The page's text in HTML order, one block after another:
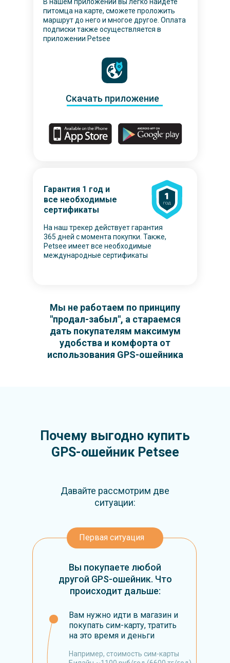
питомца на карте, сможете проложить
маршрут до него и многое другое. Оплата
подписки также осуществляется в
приложении Petsee
Скачать приложение
Гарантия 1 год и
все необходимые
сертификаты
На наш трекер действует гарантия
365 дней с момента покупки. Также,
Petsee имеет все необходимые
международные сертификаты
Мы не работаем по принципу
"продал-забыл", а стараемся
дать покупателям максимум
удобства и комфорта от
использования GPS-ошейника
Почему выгодно купить
GPS-ошейник Petsee
Давайте рассмотрим две
ситуации:
Первая ситуация
Вы покупаете любой
другой GPS-ошейник. Что
происходит дальше:
Вам нужно идти в магазин и
покупать сим-карту, тратить
на это время и деньги
Например, стоимость сим-карты